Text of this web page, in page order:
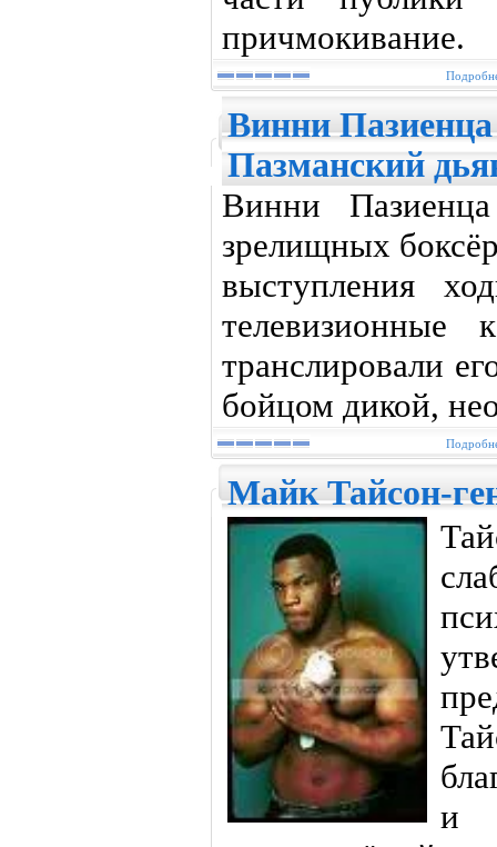
причмокивание.
Винни
Пазманский
Винни
зрелищных
выступления
телевизионные
транслировали
бойцом дикой,
Майк Тайсон-
и